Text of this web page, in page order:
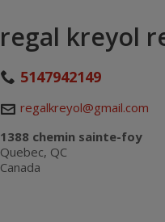
regal kreyol
5147942149
regalkreyol@gmail.com
1388 chemin sainte-foy
Quebec, QC
Canada